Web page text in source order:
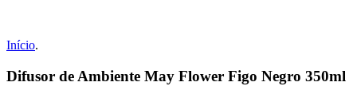
Início.
Difusor de Ambiente May Flower Figo Negro 350ml